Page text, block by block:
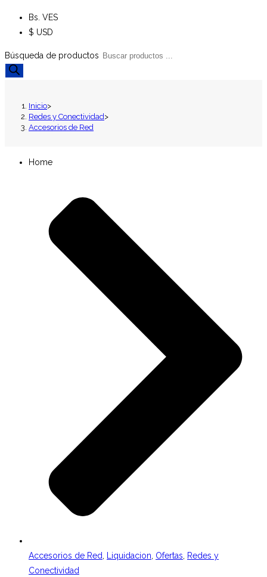
Bs. VES
$ USD
Búsqueda de productos
Inicio>
Redes y Conectividad>
Accesorios de Red
Home
Accesorios de Red, Liquidacion, Ofertas, Redes y
Conectividad